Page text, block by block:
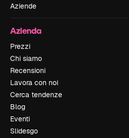
Aziende
Azienda
Prezzi
Chi siamo
Recensioni
Lavora con noi
Cerca tendenze
Blog
Eventi
Slidesgo